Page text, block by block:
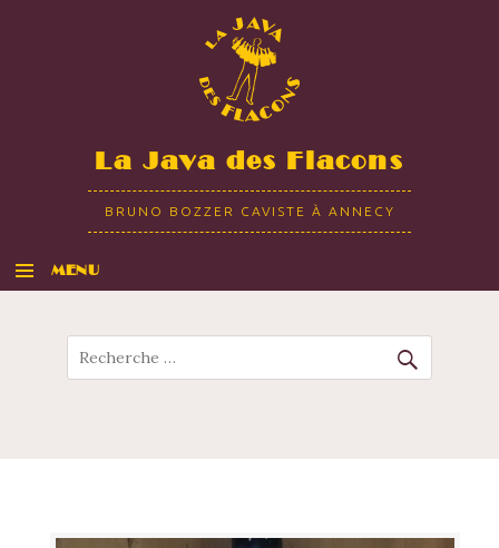
La Java des Flacons
BRUNO BOZZER CAVISTE À ANNECY
MENU
Recherche